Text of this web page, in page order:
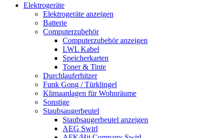
Elektrogeräte
Elektrogeräte anzeigen
Batterie
Computerzubehör
Computerzubehör anzeigen
LWL Kabel
Speicherkarten
Toner & Tinte
Durchlauferhitzer
Funk Gong / Türklingel
Klimaanlagen für Wohnräume
Sonstige
Staubsaugerbeutel
Staubsaugerbeutel anzeigen
AEG Swirl